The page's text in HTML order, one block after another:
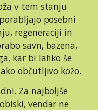
v tem stanju
posebni
regeneraciji in
savn, bazena,
kar bi lahko še
občutljivo kožo.
Za najboljše
vendar ne